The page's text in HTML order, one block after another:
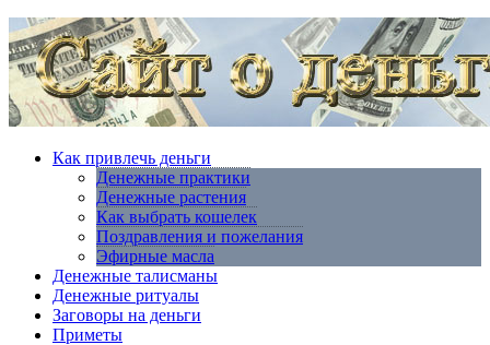
Как привлечь деньги
Денежные практики
Денежные растения
Как выбрать кошелек
Поздравления и пожелания
Эфирные масла
Денежные талисманы
Денежные ритуалы
Заговоры на деньги
Приметы